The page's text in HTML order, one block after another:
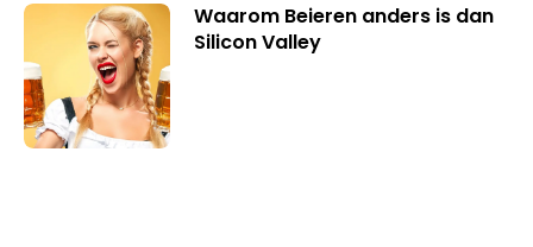
Waarom Beieren anders is dan
Silicon Valley